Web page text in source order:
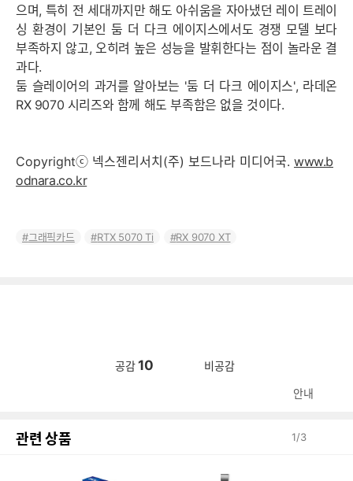
으며, 특히 전 세대까지만 해도 아쉬움을 자아냈던 레이 트레이
싱 환경이 기본인 둠 더 다크 에이지스에서도 경쟁 모델 보다
부족하지 않고, 오히려 높은 성능을 발휘한다는 점이 놀라운 결
과다.
둠 슬레이어의 과거를 알아보는 '둠 더 다크 에이지스', 라데온
RX 9070 시리즈와 함께 해도 부족함은 없을 것이다.
Copyrightⓒ 넥스젠리서치(주) 보드나라 미디어국. www.b
odnara.co.kr
그래픽카드 RTX 5070 Ti RX 9070 XT
공감 10 비공감
안내
관련 상품 1/3